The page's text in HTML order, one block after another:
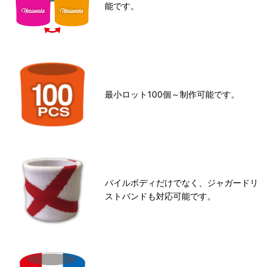
能です。
最小ロット100個～制作可能です。
パイルボディだけでなく、ジャガードリ
ストバンドも対応可能です。